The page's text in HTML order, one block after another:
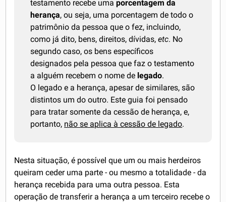
testamento recebe umaporcentagem da
herança, ou seja, uma porcentagem de todo o
patrimônio da pessoa que o fez, incluindo,
como já dito, bens, direitos, dívidas,etc. No
segundo caso, os bens específicos
designados pela pessoa que faz o testamento
a alguém recebem o nome de legado.
O legado e a herança, apesar de similares, são
distintos um do outro. Este guia foi pensado
para tratar somente da cessão de herança, e,
portanto, não se aplica à cessão de legado.
Nesta situação, é possível que um ou mais herdeiros
queiram ceder uma parte - ou mesmo a totalidade - da
herança recebida para uma outra pessoa. Esta
operação de transferir a herança a um terceiro recebe o